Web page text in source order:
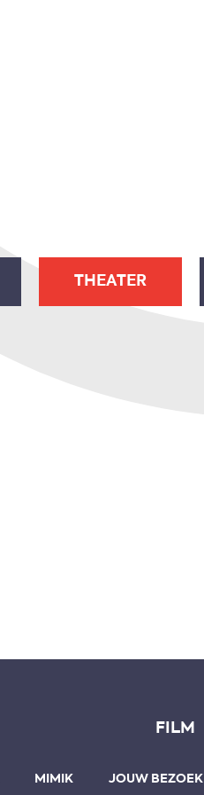
THEATER
FILM
MIMIK JOUW BEZOEK